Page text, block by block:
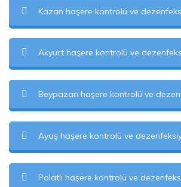
Kazan haşere kontrolü ve
Akyurt haşere kontrolü ve
Beypazarı haşere kontrolü ve
Ayaş haşere kontrolü ve
Polatlı haşere kontrolü ve